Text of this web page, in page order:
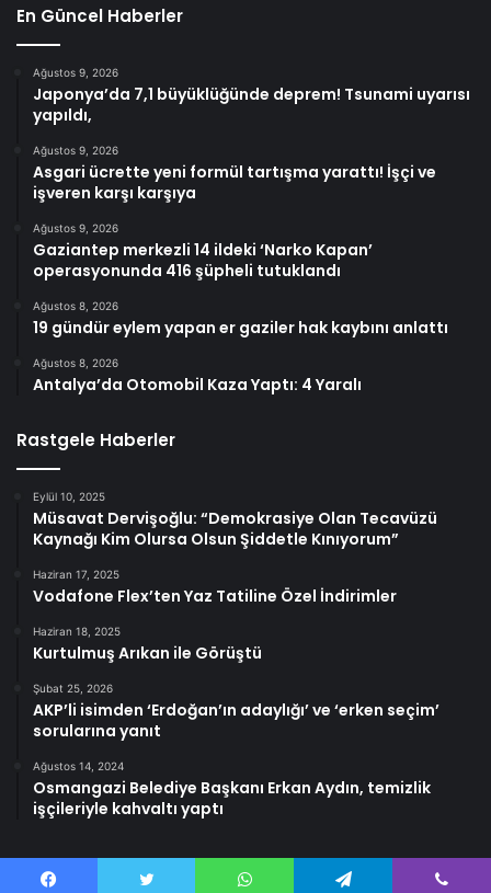
En Güncel Haberler
Ağustos 9, 2026
Japonya’da 7,1 büyüklüğünde deprem! Tsunami uyarısı
yapıldı,
Ağustos 9, 2026
Asgari ücrette yeni formül tartışma yarattı! İşçi ve
işveren karşı karşıya
Ağustos 9, 2026
Gaziantep merkezli 14 ildeki ‘Narko Kapan’
operasyonunda 416 şüpheli tutuklandı
Ağustos 8, 2026
19 gündür eylem yapan er gaziler hak kaybını anlattı
Ağustos 8, 2026
Antalya’da Otomobil Kaza Yaptı: 4 Yaralı
Rastgele Haberler
Eylül 10, 2025
Müsavat Dervişoğlu: “Demokrasiye Olan Tecavüzü
Kaynağı Kim Olursa Olsun Şiddetle Kınıyorum”
Haziran 17, 2025
Vodafone Flex’ten Yaz Tatiline Özel İndirimler
Haziran 18, 2025
Kurtulmuş Arıkan ile Görüştü
Şubat 25, 2026
AKP’li isimden ‘Erdoğan’ın adaylığı’ ve ‘erken seçim’
sorularına yanıt
Ağustos 14, 2024
Osmangazi Belediye Başkanı Erkan Aydın, temizlik
işçileriyle kahvaltı yaptı